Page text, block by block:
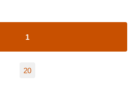
1
20